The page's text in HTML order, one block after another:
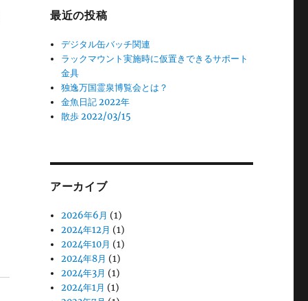
最近の投稿
デジタル缶バッチ関連
ラックマウント実施時に仮置きできるサポート
金具
独逸万国霊泉博覧会とは？
金魚日記 2022年
散歩 2022/03/15
アーカイブ
2026年6月 (1)
2024年12月 (1)
2024年10月 (1)
2024年8月 (1)
2024年3月 (1)
2024年1月 (1)